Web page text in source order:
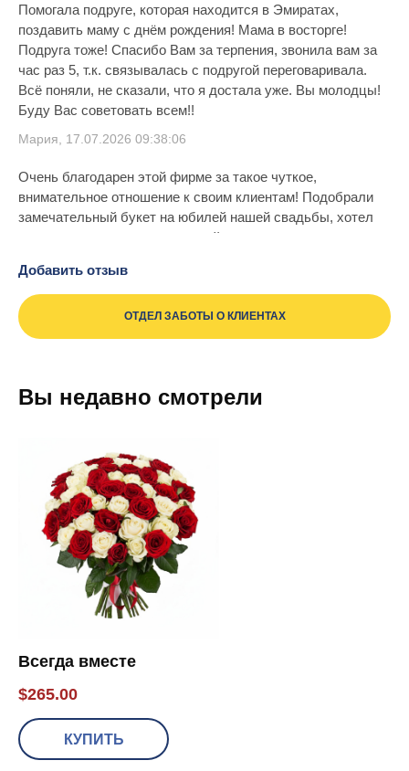
Помогала подруге, которая находится в Эмиратах,
поздавить маму с днём рождения! Мама в восторге!
Подруга тоже! Спасибо Вам за терпения, звонила вам за
час раз 5, т.к. связывалась с подругой переговаривала.
Всё поняли, не сказали, что я достала уже. Вы молодцы!
Буду Вас советовать всем!!
Мария, 17.07.2026 09:38:06
Очень благодарен этой фирме за такое чуткое,
внимательное отношение к своим клиентам! Подобрали
замечательный букет на юбилей нашей свадьбы, хотел
сделать сюрприз супруге, и действительность оказалась
довольна этим прекрасным букетом!
Платон, 11.07.2026 09:36:32
Большое спасибо. Обслуживание соответствует
хорошая компания. 12 балов по двенадцати балетной!!!
У Вас отличный сервис, прекрасный сайт, изящное
оформление и вежливые консультанты. Спасибо за
красивые розы!
Илона, 08.05.2026 13:23:19
Спасибо за вашу работу! Спасибо вашему коллективу.
Уже не первый раз обращаюсь к вам, товар отличного
качества, доставлен вовремя, получатель счастлив!
Заказывал маме букет на День рождения! Все привезли
ровно в 9.00 как и заказывал. Все соответствует
заявленной на сайте информации! Спасибо Вам!
Игорь, 16.09.2025 16:23:07
Добавить отзыв
ОТДЕЛ ЗАБОТЫ О КЛИЕНТАХ
Вы недавно смотрели
Всегда вместе
$265.00
КУПИТЬ